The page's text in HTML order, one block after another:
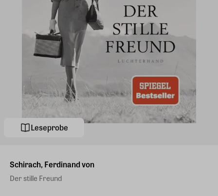
Leseprobe
Schirach, Ferdinand von
Der stille Freund